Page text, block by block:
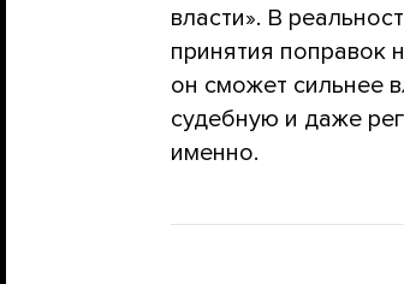
власти». В
принятия поправок
он сможет сильнее
судебную и даже
именно.